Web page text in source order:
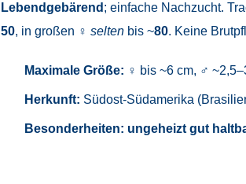
Lebendgebärend ; einfache Nachzucht.
50, in großen ♀ seltenbis ~80. Keine
Maximale Größe: ♀ bis ~6 cm, ♂
Herkunft: Südost-Südamerika
Besonderheiten: ungeheizt gut